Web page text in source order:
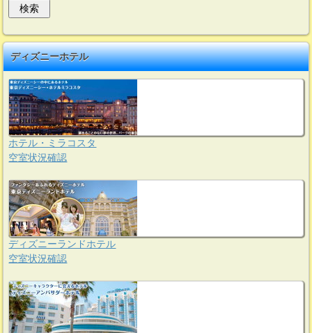
ディズニーホテル
ホテル・ミラコスタ
空室状況確認
ディズニーランドホテル
空室状況確認